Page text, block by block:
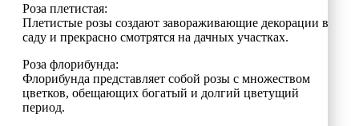
Роза плетистая:
Плетистые розы создают завораживающие декорации в
саду и прекрасно смотрятся на дачных участках.
Роза флорибунда:
Флорибунда представляет собой розы с множеством
цветков, обещающих богатый и долгий цветущий
период.